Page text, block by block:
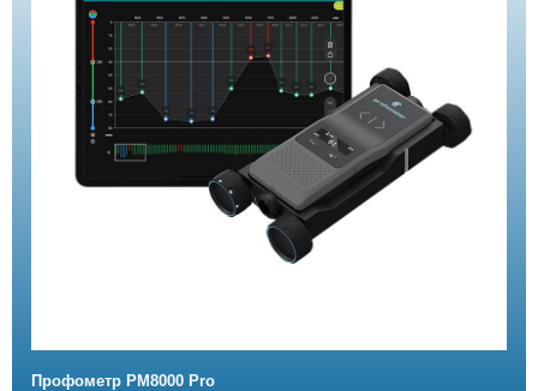
Профометр PM8000 Pro